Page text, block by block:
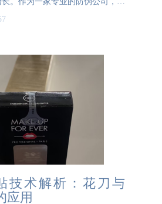
，能够为客户提供高质量的不干
技术解析：花刀与
应用